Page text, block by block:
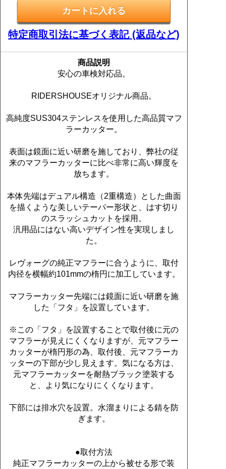
特定商取引法に基づく表記 (返品など)
商品説明
安心の車検対応品。
RIDERSHOUSEオリジナル商品。
高純度SUS304ステンレスを使用した高品質マフ
ラーカッター。
表面は鏡面に近い研磨を施しており、弊社の従
来のマフラーカッターに比べ非常に高い輝度を
放ちます。
本体先端はデュアル構造（2重構造）とした曲面
を描くような美しいテーパー形状と、はす切り
のスラッシュカットを採用。
汎用品にはない高いデザイン性を実現しまし
た。
レヴォーグの純正マフラーに合うように、取付
内径を横幅約101mmの楕円に加工しています。
マフラーカッター先端には鏡面に近い研磨を施
した「フタ」を設置しています。
※この「フタ」を設置することで取付後に元の
マフラーが見えにくくなりますが、元マフラー
カッターが楕円形の為、取付後、元マフラーカ
ッターの下部が少し見えます。気になる方は、
元マフラーカッターを耐熱ブラック塗装する
と、より気になりにくくなります。
下部には排水穴を設置。水溜まりによる錆を防
ぎます。
●取付方法
純正マフラーカッターの上から被せる形で装